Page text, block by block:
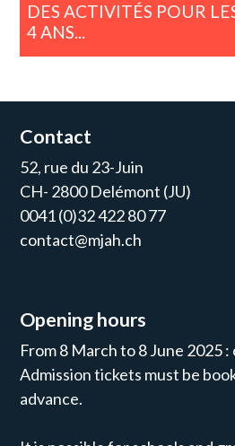
DES ACTIVITÉS POUR
4 ANS...
Contact
52, rue du 23-Juin
CH- 2800 Delémont (JU)
0041 (0)32 422 80 77
contact@mjah.ch
Opening hours
From 8 March to 8 June 2025
Admission tickets must be
advance.